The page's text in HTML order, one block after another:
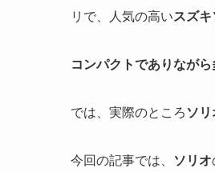
リで、人気の高いスズ
コンパクトでありなが
では、実際のところ ソリ
今回の記事では、 ソリオ